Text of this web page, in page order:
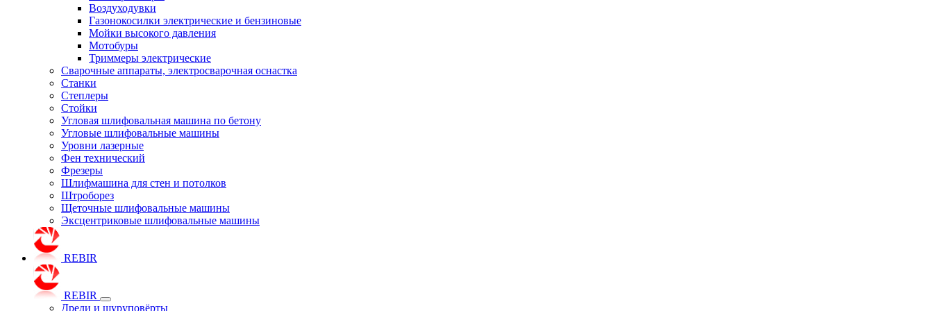
Воздуходувки
Газонокосилки электрические и бензиновые
Мойки высокого давления
Мотобуры
Триммеры электрические
Сварочные аппараты, электросварочная оснастка
Станки
Степлеры
Стойки
Угловая шлифовальная машина по бетону
Угловые шлифовальные машины
Уровни лазерные
Фен технический
Фрезеры
Шлифмашина для стен и потолков
Штроборез
Щеточные шлифовальные машины
Эксцентриковые шлифовальные машины
REBIR
REBIR
Дрели и шуруповёрты